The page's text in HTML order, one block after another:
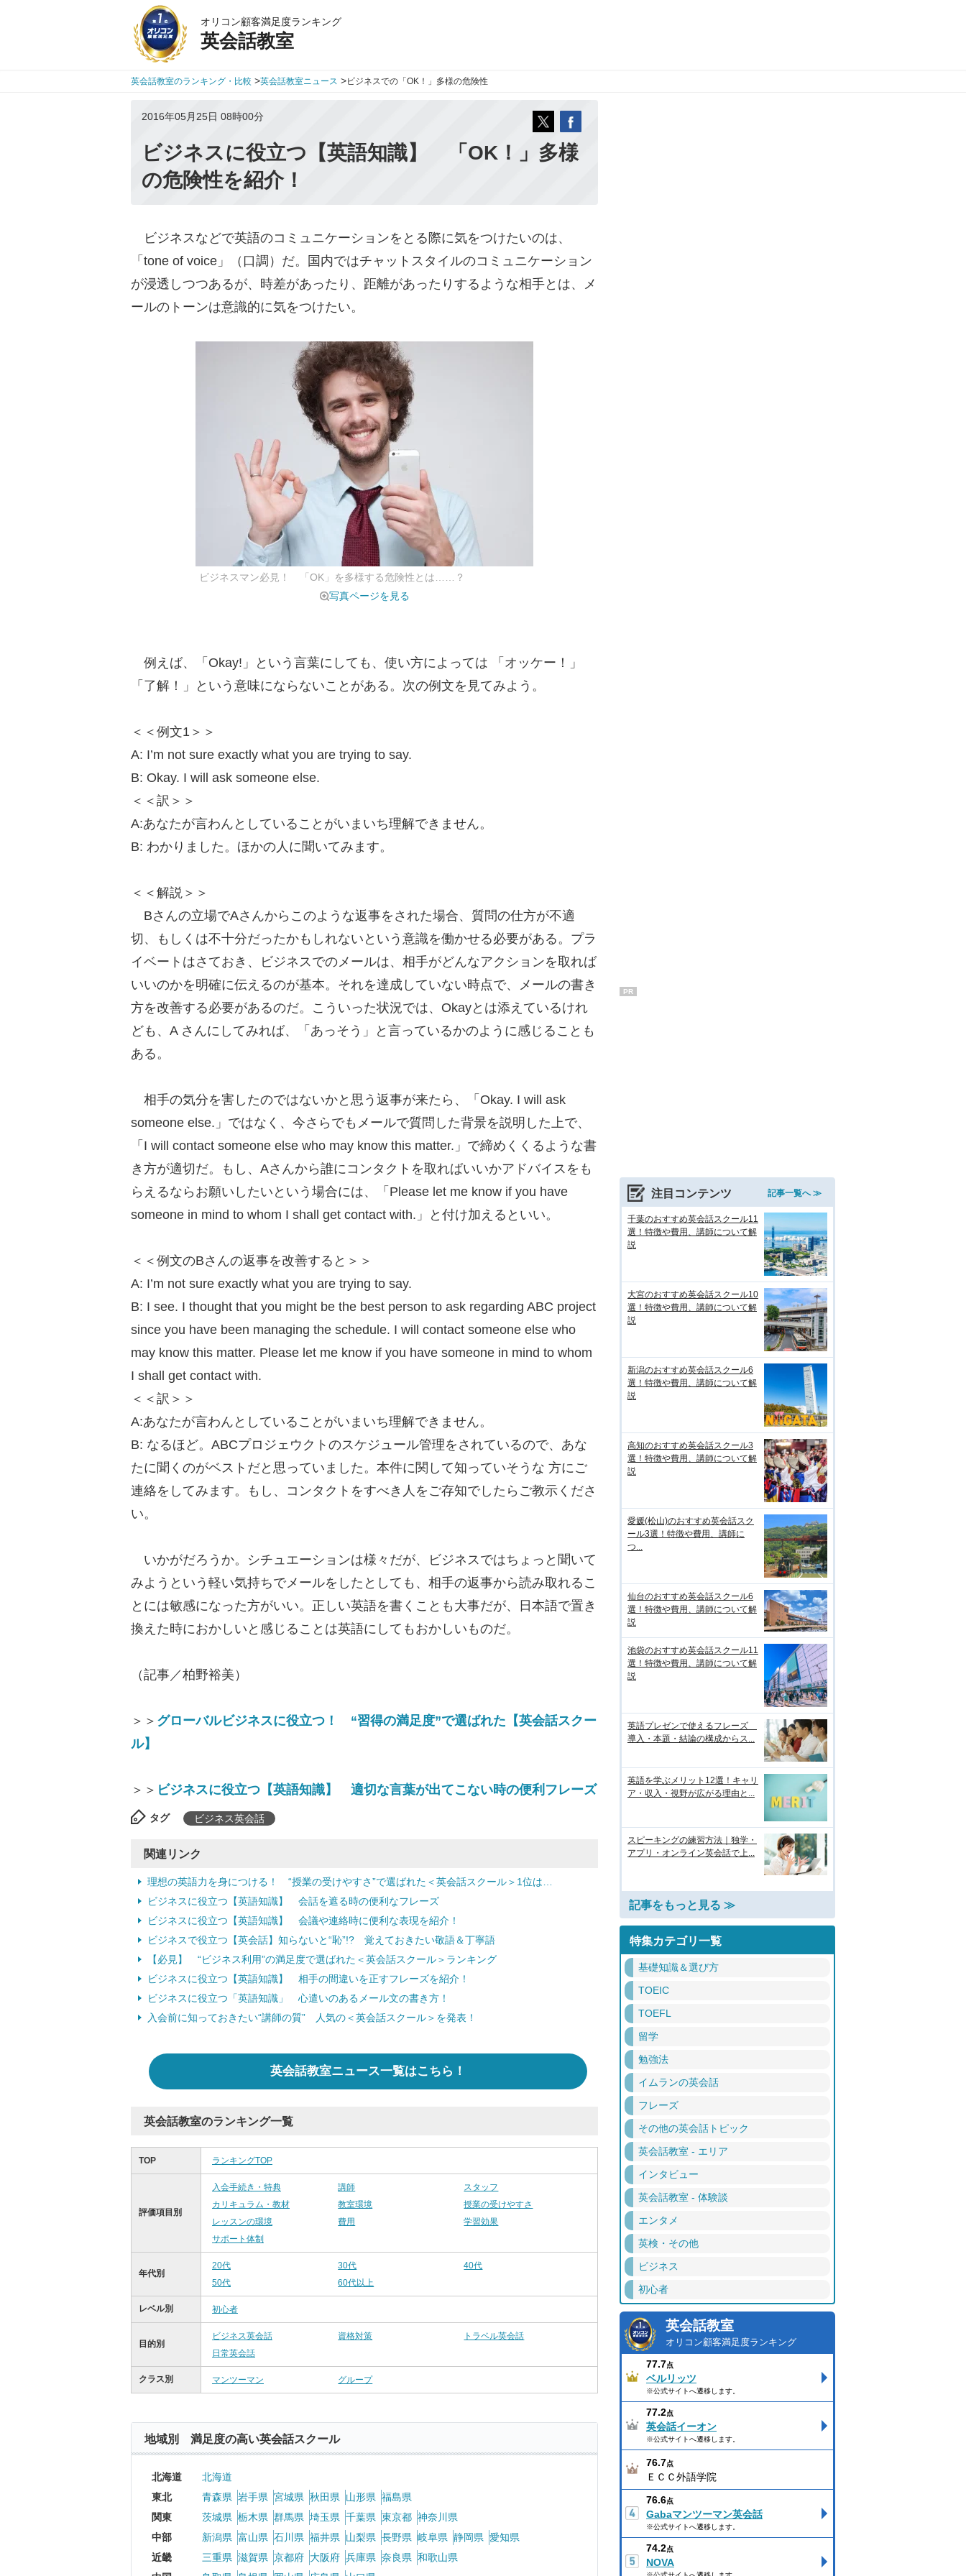
オリコン顧客満足度ランキング
英会話教室
英会話教室のランキング・比較 >英会話教室ニュース >ビジネスでの「OK！」多様の危険性
2016年05月25日 08時00分
ビジネスに役立つ【英語知識】 「OK！」多様
の危険性を紹介！
ビジネスなどで英語のコミュニケーションをとる際に気をつけたいのは、
「tone of voice」（口調）だ。国内ではチャットスタイルのコミュニケーション
が浸透しつつあるが、時差があったり、距離があったりするような相手とは、メ
ールのトーンは意識的に気をつけたい。
ビジネスマン必見！ 「OK」を多様する危険性とは……？
写真ページを見る
例えば、「Okay!」という言葉にしても、使い方によっては 「オッケー！」
「了解！」という意味にならないことがある。次の例文を見てみよう。
＜＜例文1＞＞
A: I’m not sure exactly what you are trying to say.
B: Okay. I will ask someone else.
＜＜訳＞＞
A:あなたが言わんとしていることがいまいち理解できません。
B: わかりました。ほかの人に聞いてみます。
＜＜解説＞＞
Bさんの立場でAさんからこのような返事をされた場合、質問の仕方が不適
切、もしくは不十分だったかもしれないという意識を働かせる必要がある。プラ
イベートはさておき、ビジネスでのメールは、相手がどんなアクションを取れば
いいのかを明確に伝えるのが基本。それを達成していない時点で、メールの書き
方を改善する必要があるのだ。こういった状況では、Okayとは添えているけれ
ども、A さんにしてみれば、「あっそう」と言っているかのように感じることも
ある。
相手の気分を害したのではないかと思う返事が来たら、「Okay. I will ask
someone else.」ではなく、今さらでもメールで質問した背景を説明した上で、
「I will contact someone else who may know this matter.」で締めくくるような書
き方が適切だ。もし、Aさんから誰にコンタクトを取ればいいかアドバイスをも
らえるならお願いしたいという場合には、「Please let me know if you have
someone in mind to whom I shall get contact with.」と付け加えるといい。
＜＜例文のBさんの返事を改善すると＞＞
A: I’m not sure exactly what you are trying to say.
B: I see. I thought that you might be the best person to ask regarding ABC project
since you have been managing the schedule. I will contact someone else who
may know this matter. Please let me know if you have someone in mind to whom
I shall get contact with.
＜＜訳＞＞
A:あなたが言わんとしていることがいまいち理解できません。
B: なるほど。ABCプロジェウクトのスケジュール管理をされているので、あな
たに聞くのがベストだと思っていました。本件に関して知っていそうな 方にご
連絡をしてみます。もし、コンタクトをすべき人をご存知でしたらご教示くださ
い。
いかがだろうか。シチュエーションは様々だが、ビジネスではちょっと聞いて
みようという軽い気持ちでメールをしたとしても、相手の返事から読み取れるこ
とには敏感になった方がいい。正しい英語を書くことも大事だが、日本語で置き
換えた時におかしいと感じることは英語にしてもおかしいものだ。
（記事／柏野裕美）
＞＞ グローバルビジネスに役立つ！ “習得の満足度”で選ばれた【英会話スクー
ル】
＞＞ ビジネスに役立つ【英語知識】 適切な言葉が出てこない時の便利フレーズ
タグ ビジネス英会話
関連リンク
理想の英語力を身につける！ “授業の受けやすさ”で選ばれた＜英会話スクール＞1位は…
ビジネスに役立つ【英語知識】 会話を遮る時の便利なフレーズ
ビジネスに役立つ【英語知識】 会議や連絡時に便利な表現を紹介！
ビジネスで役立つ【英会話】知らないと“恥”!? 覚えておきたい敬語＆丁寧語
【必見】 “ビジネス利用”の満足度で選ばれた＜英会話スクール＞ランキング
ビジネスに役立つ【英語知識】 相手の間違いを正すフレーズを紹介！
ビジネスに役立つ「英語知識」 心遣いのあるメール文の書き方！
入会前に知っておきたい“講師の質” 人気の＜英会話スクール＞を発表！
英会話教室ニュース一覧はこちら！
英会話教室のランキング一覧
TOP ランキングTOP
評価項目別
入会手続き・特典 講師
スタッフ
カリキュラム・教材
教室環境
授業の受けやすさ
レッスンの環境
費用
学習効果
サポート体制
年代別
20代 30代
40代
50代
60代以上
レベル別 初心者
目的別
ビジネス英会話 資格対策
トラベル英会話
日常英会話
クラス別 マンツーマン グループ
地域別 満足度の高い英会話スクール
北海道
北海道
東北
青森県 岩手県 宮城県 秋田県 山形県 福島県
関東
茨城県 栃木県 群馬県 埼玉県 千葉県 東京都 神奈川県
中部
新潟県 富山県 石川県 福井県 山梨県 長野県 岐阜県 静岡県 愛知県
近畿
三重県 滋賀県 京都府 大阪府 兵庫県 奈良県 和歌山県
PR
注目コンテンツ 記事一覧へ ≫
千葉のおすすめ英会話スクール11
選！特徴や費用、講師について解
説
大宮のおすすめ英会話スクール10
選！特徴や費用、講師について解
説
新潟のおすすめ英会話スクール6
選！特徴や費用、講師について解
説
高知のおすすめ英会話スクール3
選！特徴や費用、講師について解
説
愛媛(松山)のおすすめ英会話スク
ール3選！特徴や費用、講師に
つ...
仙台のおすすめ英会話スクール6
選！特徴や費用、講師について解
説
池袋のおすすめ英会話スクール11
選！特徴や費用、講師について解
説
英語プレゼンで使えるフレーズ
導入・本題・結論の構成からス...
英語を学ぶメリット12選！キャリ
ア・収入・視野が広がる理由と...
スピーキングの練習方法｜独学・
アプリ・オンライン英会話で上...
記事をもっと見る ≫
特集カテゴリ一覧
基礎知識＆選び方
TOEIC
TOEFL
留学
勉強法
イムランの英会話
フレーズ
その他の英会話トピック
英会話教室 - エリア
インタビュー
英会話教室 - 体験談
エンタメ
英検・その他
ビジネス
初心者
英会話教室
オリコン顧客満足度ランキング
77.7点
ベルリッツ
※公式サイトへ遷移します。
77.2点
英会話イーオン
※公式サイトへ遷移します。
76.7点
ＥＣＣ外語学院
76.6点
Gabaマンツーマン英会話
※公式サイトへ遷移します。
74.2点
NOVA